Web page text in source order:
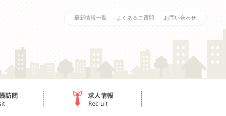
最新情報一覧 よくあるご質問 お問い合わせ